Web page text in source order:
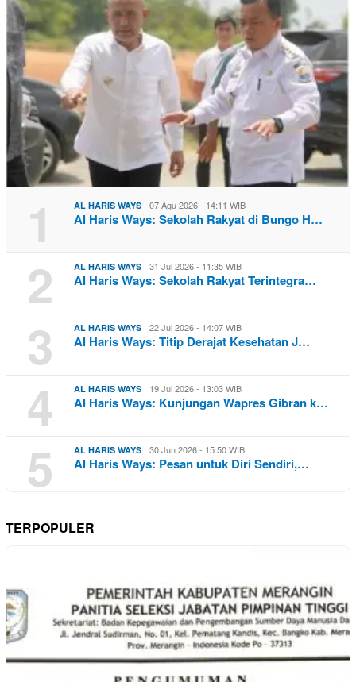
1 AL HARIS WAYS 07 Agu 2026 - 14:11 WIB
Al Haris Ways: Sekolah Rakyat di Bungo H…
2 AL HARIS WAYS 31 Jul 2026 - 11:35 WIB
Al Haris Ways: Sekolah Rakyat Terintegra…
3 AL HARIS WAYS 22 Jul 2026 - 14:07 WIB
Al Haris Ways: Titip Derajat Kesehatan J…
4 AL HARIS WAYS 19 Jul 2026 - 13:03 WIB
Al Haris Ways: Kunjungan Wapres Gibran k…
5 AL HARIS WAYS 30 Jun 2026 - 15:50 WIB
Al Haris Ways: Pesan untuk Diri Sendiri,…
TERPOPULER